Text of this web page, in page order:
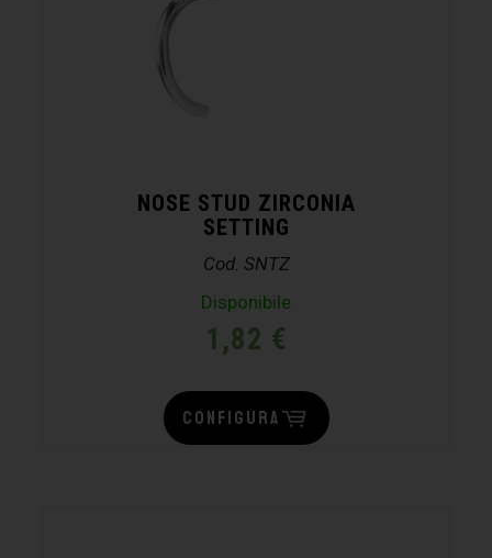
NOSE STUD ZIRCONIA
SETTING
Cod. SNTZ
Disponibile
1,82 €
CONFIGURA